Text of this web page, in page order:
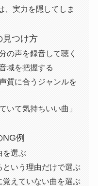
、実力を隠してしま
見つけ方
の声を録音して聴く
域を把握する
質に合うジャンルを
いて気持ちいい曲」
例
選ぶ
いう理由だけで選ぶ
えていない曲を選ぶ